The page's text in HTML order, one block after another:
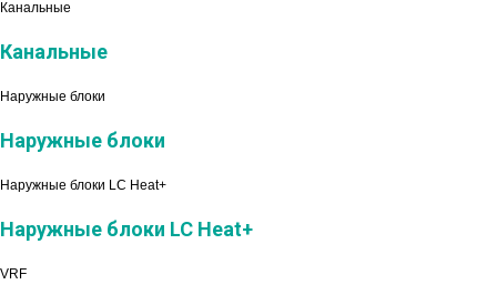
Канальные
Канальные
Наружные блоки
Наружные блоки
Наружные блоки LC Heat+
Наружные блоки LC Heat+
VRF